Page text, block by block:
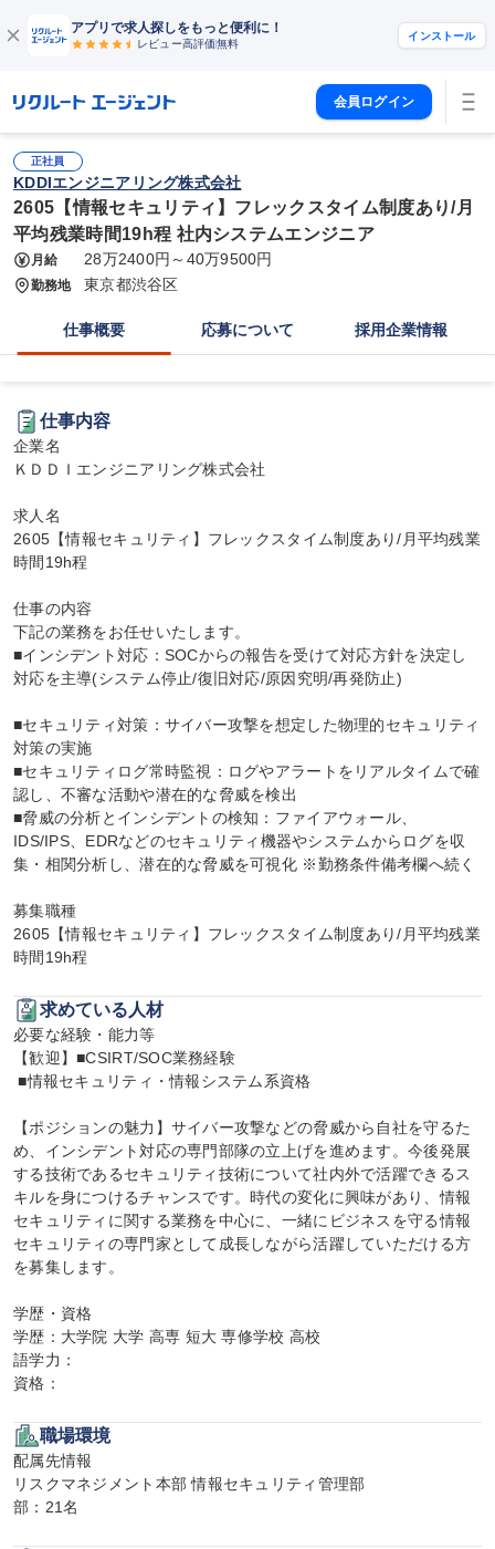
アプリで求人探しをもっと便利に！
レビュー高評価無料
インストール
会員ログイン
正社員
KDDIエンジニアリング株式会社
2605【情報セキュリティ】フレックスタイム制度あり/月
平均残業時間19h程 社内システムエンジニア
月給 28万2400円～40万9500円
勤務地 東京都渋谷区
仕事概要 応募について 採用企業情報
仕事内容
企業名
ＫＤＤＩエンジニアリング株式会社
求人名
2605【情報セキュリティ】フレックスタイム制度あり/月平均残業
時間19h程
仕事の内容
下記の業務をお任せいたします。
■インシデント対応：SOCからの報告を受けて対応方針を決定し
対応を主導(システム停止/復旧対応/原因究明/再発防止)
■セキュリティ対策：サイバー攻撃を想定した物理的セキュリティ
対策の実施
■セキュリティログ常時監視：ログやアラートをリアルタイムで確
認し、不審な活動や潜在的な脅威を検出
■脅威の分析とインシデントの検知：ファイアウォール、
IDS/IPS、EDRなどのセキュリティ機器やシステムからログを収
集・相関分析し、潜在的な脅威を可視化 ※勤務条件備考欄へ続く
募集職種
2605【情報セキュリティ】フレックスタイム制度あり/月平均残業
時間19h程
求めている人材
必要な経験・能力等
【歓迎】■CSIRT/SOC業務経験
■情報セキュリティ・情報システム系資格
【ポジションの魅力】サイバー攻撃などの脅威から自社を守るた
め、インシデント対応の専門部隊の立上げを進めます。今後発展
する技術であるセキュリティ技術について社内外で活躍できるス
キルを身につけるチャンスです。時代の変化に興味があり、情報
セキュリティに関する業務を中心に、一緒にビジネスを守る情報
セキュリティの専門家として成長しながら活躍していただける方
を募集します。
学歴・資格
学歴：大学院 大学 高専 短大 専修学校 高校
語学力：
資格：
職場環境
配属先情報
リスクマネジメント本部 情報セキュリティ管理部
部：21名